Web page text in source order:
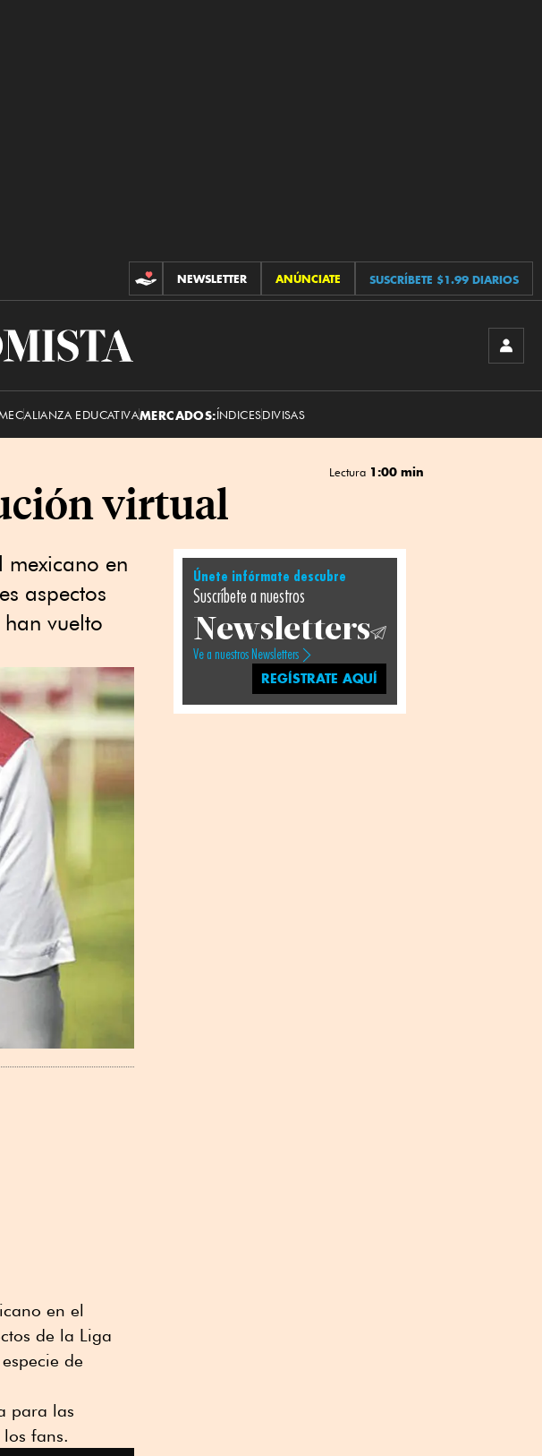
CONTRIBUCIONES
NEWSLETTER ANÚNCIATE SUSCRÍBETE $1.99 DIARIOS
ALIANZA EDUCATIVAMERCADOS:ÍNDICESDIVISAS
Lectura 1:00 min
virtual
en
aspectos
vuelto
en el
de la Liga
de
para las
fans.
Únete infórmate descubre
Suscríbete a nuestros
Newsletters
Ve a nuestros Newsletters
REGÍSTRATE AQUÍ